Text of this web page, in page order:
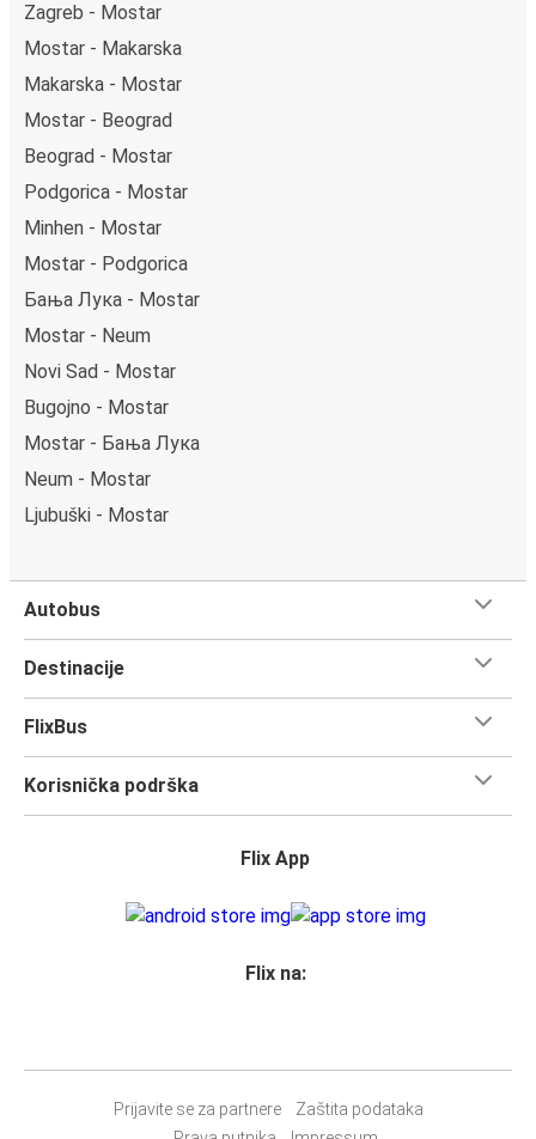
Zagreb - Mostar
Mostar - Makarska
Makarska - Mostar
Mostar - Beograd
Beograd - Mostar
Podgorica - Mostar
Minhen - Mostar
Mostar - Podgorica
Бања Лука - Mostar
Mostar - Neum
Novi Sad - Mostar
Bugojno - Mostar
Mostar - Бања Лука
Neum - Mostar
Ljubuški - Mostar
Autobus
Destinacije
FlixBus
Korisnička podrška
Flix App
Flix na:
Prijavite se za partnere
Zaštita podataka